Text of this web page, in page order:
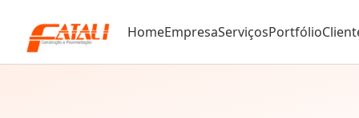
HomeEmpresaServiçosPortfólio